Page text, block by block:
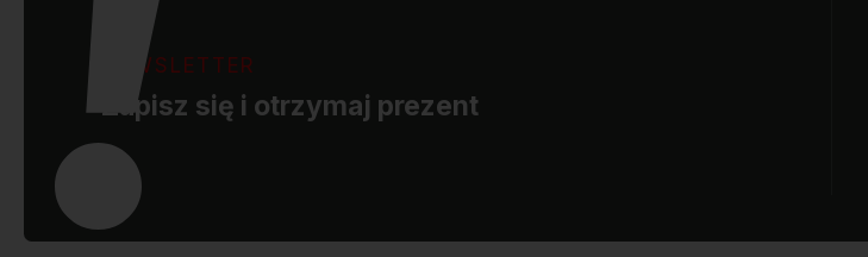
NEWSLETTER
Zapisz się i otrzymaj prezent